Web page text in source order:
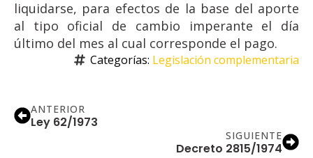
liquidarse, para efectos de la base del aporte
al tipo oficial de cambio imperante el día
último del mes al cual corresponde el pago.
Categorías: Legislación complementaria
ANTERIOR
Ley 62/1973
SIGUIENTE
Decreto 2815/1974